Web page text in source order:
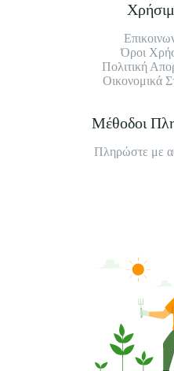
Όροι
Πολιτική
Οικονομικά
Μέθοδοι
Πληρώστε με